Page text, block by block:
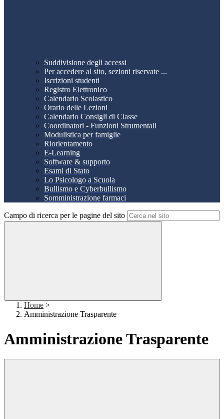
Suddivisione degli accessi
Per accedere al sito, sezioni riservate ...
Iscrizioni studenti
Registro Elettronico
Calendario Scolastico
Orario delle Lezioni
Calendario Consigli di Classe
Coordinatori - Funzioni Strumentali
Modulistica per famiglie
Riorientamento
E-Learning
Software & supporto
Esami di Stato
Lo Psicologo a Scuola
Bullismo e Cyberbullismo
Somministrazione farmaci
Campo di ricerca per le pagine del sito
Home >
Amministrazione Trasparente
Amministrazione Trasparente